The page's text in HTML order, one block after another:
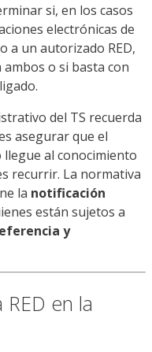
si, en los casos
electrónicas de
a un autorizado RED,
o si basta con
del TS recuerda
asegurar que el
al conocimiento
recurrir. La normativa
la notificación
están sujetos a
y
en la